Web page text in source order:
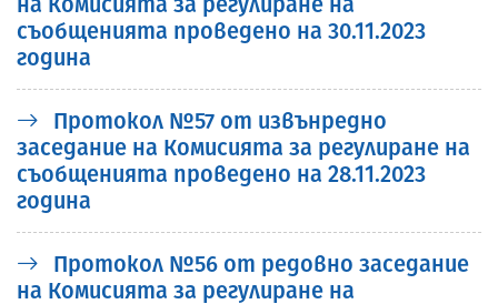
съобщенията проведено на 30.11.2023
година
Протокол №57 от извънредно
заседание на Комисията за регулиране на
съобщенията проведено на 28.11.2023
година
Протокол №56 от редовно заседание
на Комисията за регулиране на